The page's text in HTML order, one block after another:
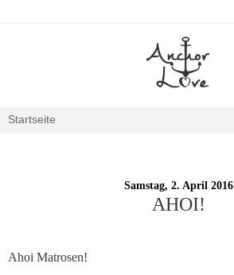
Samstag, 2. April 2016
AHOI!
Ahoi Matrosen!